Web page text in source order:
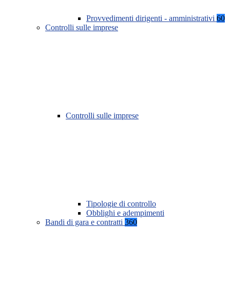
Provvedimenti dirigenti - amministrativi 60
Controlli sulle imprese
Controlli sulle imprese
Tipologie di controllo
Obblighi e adempimenti
Bandi di gara e contratti 360